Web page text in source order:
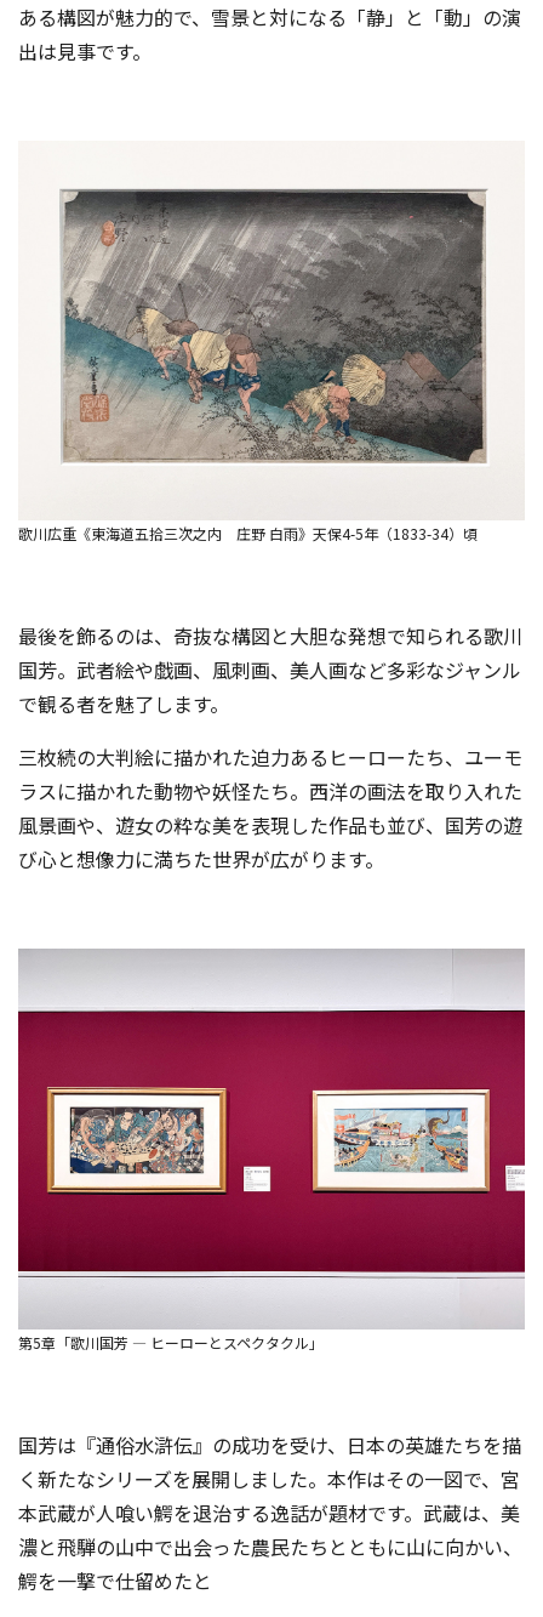
ある構図が魅力的で、雪景と対になる「静」と「動」の演
出は見事です。
歌川広重《東海道五拾三次之内 庄野 白雨》天保4-5年（1833-34）頃
最後を飾るのは、奇抜な構図と大胆な発想で知られる歌川
国芳。武者絵や戯画、風刺画、美人画など多彩なジャンル
で観る者を魅了します。
三枚続の大判絵に描かれた迫力あるヒーローたち、ユーモ
ラスに描かれた動物や妖怪たち。西洋の画法を取り入れた
風景画や、遊女の粋な美を表現した作品も並び、国芳の遊
び心と想像力に満ちた世界が広がります。
第5章「歌川国芳 ― ヒーローとスペクタクル」
国芳は『通俗水滸伝』の成功を受け、日本の英雄たちを描
く新たなシリーズを展開しました。本作はその一図で、宮
本武蔵が人喰い鰐を退治する逸話が題材です。武蔵は、美
濃と飛騨の山中で出会った農民たちとともに山に向かい、
鰐を一撃で仕留めたと